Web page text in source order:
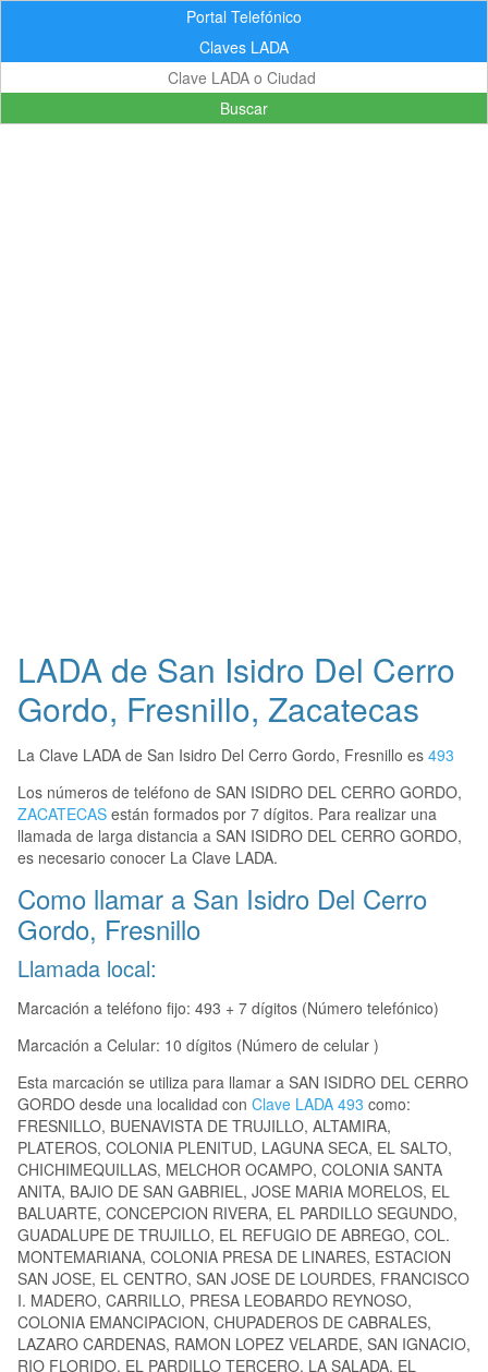
Portal Telefónico
Claves LADA
Buscar
LADA de San Isidro Del Cerro
Gordo, Fresnillo, Zacatecas
La Clave LADA de San Isidro Del Cerro Gordo, Fresnillo es 493
Los números de teléfono de SAN ISIDRO DEL CERRO GORDO,
ZACATECAS están formados por 7 dígitos. Para realizar una
llamada de larga distancia a SAN ISIDRO DEL CERRO GORDO,
es necesario conocer La Clave LADA.
Como llamar a San Isidro Del Cerro
Gordo, Fresnillo
Llamada local:
Marcación a teléfono fijo: 493 + 7 dígitos (Número telefónico)
Marcación a Celular: 10 dígitos (Número de celular )
Esta marcación se utiliza para llamar a SAN ISIDRO DEL CERRO
GORDO desde una localidad con Clave LADA 493 como:
FRESNILLO, BUENAVISTA DE TRUJILLO, ALTAMIRA,
PLATEROS, COLONIA PLENITUD, LAGUNA SECA, EL SALTO,
CHICHIMEQUILLAS, MELCHOR OCAMPO, COLONIA SANTA
ANITA, BAJIO DE SAN GABRIEL, JOSE MARIA MORELOS, EL
BALUARTE, CONCEPCION RIVERA, EL PARDILLO SEGUNDO,
GUADALUPE DE TRUJILLO, EL REFUGIO DE ABREGO, COL.
MONTEMARIANA, COLONIA PRESA DE LINARES, ESTACION
SAN JOSE, EL CENTRO, SAN JOSE DE LOURDES, FRANCISCO
I. MADERO, CARRILLO, PRESA LEOBARDO REYNOSO,
COLONIA EMANCIPACION, CHUPADEROS DE CABRALES,
LAZARO CARDENAS, RAMON LOPEZ VELARDE, SAN IGNACIO,
RIO FLORIDO, EL PARDILLO TERCERO, LA SALADA, EL